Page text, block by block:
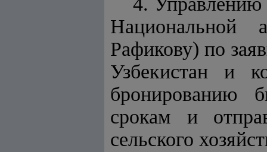
Национальной
Рафикову) по
Узбекистан и
бронированию
срокам и
сельского